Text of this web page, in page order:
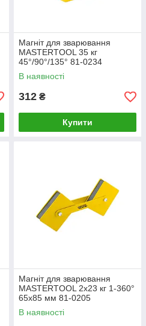
Магніт для зварювання
MASTERTOOL 35 кг
45°/90°/135° 81-0234
В наявності
312 ₴
Купити
Магніт для зварювання
MASTERTOOL 2x23 кг 1-360°
65х85 мм 81-0205
В наявності